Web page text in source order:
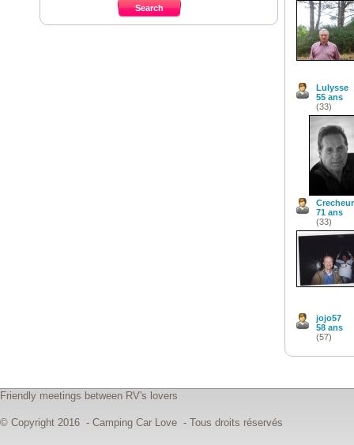
Lulysse
55 ans
(33)
71 ans
(33)
jojo57
58 ans
(57)
Friendly meetings between RV's lovers
© Copyright 2016 - Camping Car Love - Tous droits réservés